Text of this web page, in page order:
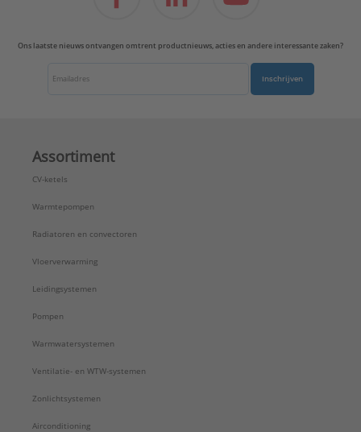
Ons laatste nieuws ontvangen omtrent productnieuws, acties en andere interessante zaken?
Inschrijven
Assortiment
CV-ketels
Warmtepompen
Radiatoren en convectoren
Vloerverwarming
Leidingsystemen
Pompen
Warmwatersystemen
Ventilatie- en WTW-systemen
Zonlichtsystemen
Airconditioning